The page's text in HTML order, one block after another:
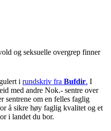
og seksuelle overgrep finner
i rundskriv fra Bufdir. I
med andre Nok.- sentre over
sentrene om en felles faglig
å sikre høy faglig kvalitet og et
i landet du bor.